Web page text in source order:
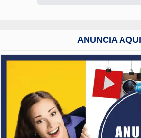
ANUNCIA AQUI